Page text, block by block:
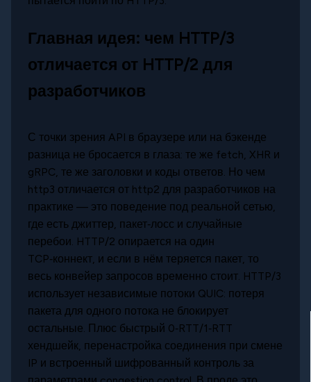
Главная идея: чем HTTP/3
отличается от HTTP/2 для
разработчиков
С точки зрения API в браузере или на бэкенде
разница не бросается в глаза: те же fetch, XHR и
gRPC, те же заголовки и коды ответов. Но чем
http3 отличается от http2 для разработчиков на
практике — это поведение под реальной сетью,
где есть джиттер, пакет‑лосс и случайные
перебои. HTTP/2 опирается на один
TCP‑коннект, и если в нём теряется пакет, то
весь конвейер запросов временно стоит. HTTP/3
использует независимые потоки QUIC: потеря
пакета для одного потока не блокирует
остальные. Плюс быстрый 0‑RTT/1‑RTT
хендшейк, перенастройка соединения при смене
IP и встроенный шифрованный контроль за